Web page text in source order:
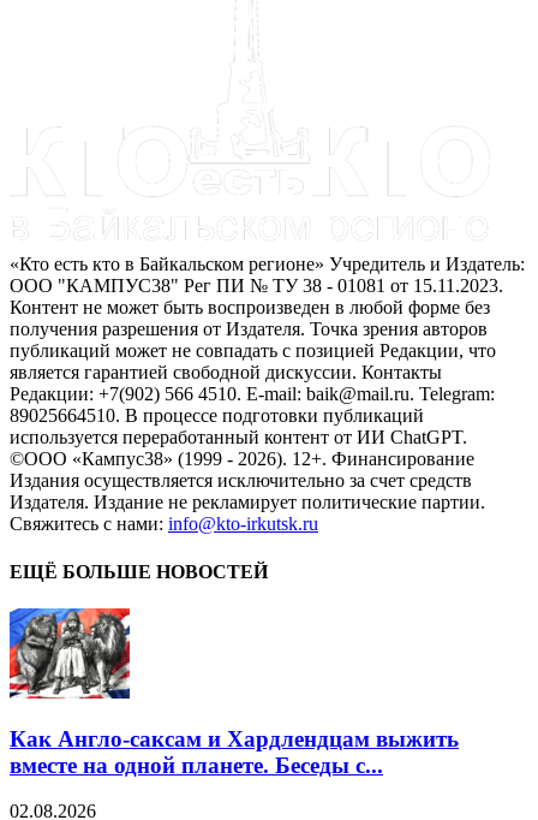
«Кто есть кто в Байкальском регионе» Учредитель и Издатель:
ООО "КАМПУС38" Рег ПИ № ТУ 38 - 01081 от 15.11.2023.
Контент не может быть воспроизведен в любой форме без
получения разрешения от Издателя. Точка зрения авторов
публикаций может не совпадать с позицией Редакции, что
является гарантией свободной дискуссии. Контакты
Редакции: +7(902) 566 4510. E-mail: baik@mail.ru. Telegram:
89025664510. В процессе подготовки публикаций
используется переработанный контент от ИИ ChatGPT.
©ООО «Кампус38» (1999 - 2026). 12+. Финансирование
Издания осуществляется исключительно за счет средств
Издателя. Издание не рекламирует политические партии.
Свяжитесь с нами: info@kto-irkutsk.ru
ЕЩЁ БОЛЬШЕ НОВОСТЕЙ
Как Англо-саксам и Хардлендцам выжить
вместе на одной планете. Беседы с...
02.08.2026